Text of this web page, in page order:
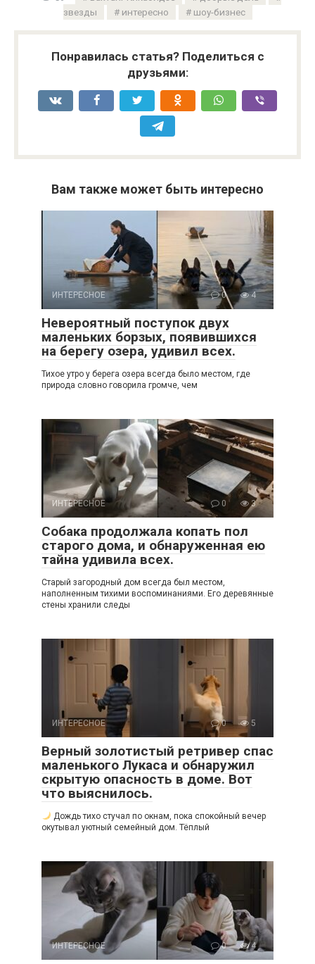
звезды
интересно шоу-бизнес
Понравилась статья? Поделиться с
друзьями:
Вам также может быть интересно
ИНТЕРЕСНОЕ 0 4
Невероятный поступок двух
маленьких борзых, появившихся
на берегу озера, удивил всех.
Тихое утро у берега озера всегда было местом, где
природа словно говорила громче, чем
ИНТЕРЕСНОЕ 0 3
Собака продолжала копать пол
старого дома, и обнаруженная ею
тайна удивила всех.
Старый загородный дом всегда был местом,
наполненным тихими воспоминаниями. Его деревянные
стены хранили следы
ИНТЕРЕСНОЕ 0 5
Верный золотистый ретривер спас
маленького Лукаса и обнаружил
скрытую опасность в доме. Вот
что выяснилось.
Дождь тихо стучал по окнам, пока спокойный вечер
окутывал уютный семейный дом. Тёплый
ИНТЕРЕСНОЕ 0 4